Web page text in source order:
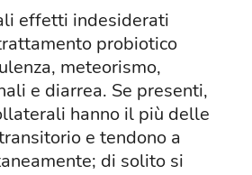
effetti indesiderati
probiotico
meteorismo,
e diarrea. Se presenti,
hanno il più delle
e tendono a
di solito si